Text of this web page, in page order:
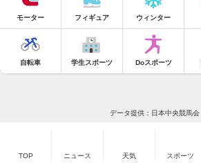
モーター フィギュア ウィンター
自転車 学生スポーツ Doスポーツ
データ提供：日本中央競馬会
TOP ニュース 天気 スポーツ